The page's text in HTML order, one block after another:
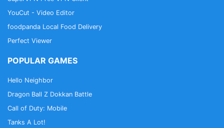
Wetterfotos senden
Möglichkeit zum Senden von Wetterfotos.
Mit etwas Glück zeigen wir dein Foto in unserem
YouTube Video!
Jetzt kostenlos downloaden und immer
Für Verbesserungsvorschläge sowie
Feedbackanregungen gerne ein Kommentar hier im
Playstore hinterlassen.
YouCut - Video Editor
foodpanda Local Food Delivery
Perfect Viewer
POPULAR GAMES
Hello Neighbor
Dragon Ball Z Dokkan Battle
Call of Duty: Mobile
Tanks A Lot!